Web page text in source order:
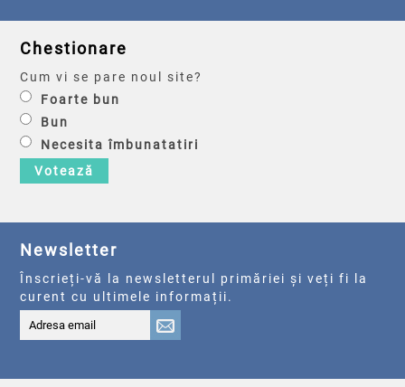
Chestionare
Cum vi se pare noul site?
Foarte bun
Bun
Necesita îmbunatatiri
Votează
Newsletter
Înscrieți-vă la newsletterul primăriei și veți fi la
curent cu ultimele informații.